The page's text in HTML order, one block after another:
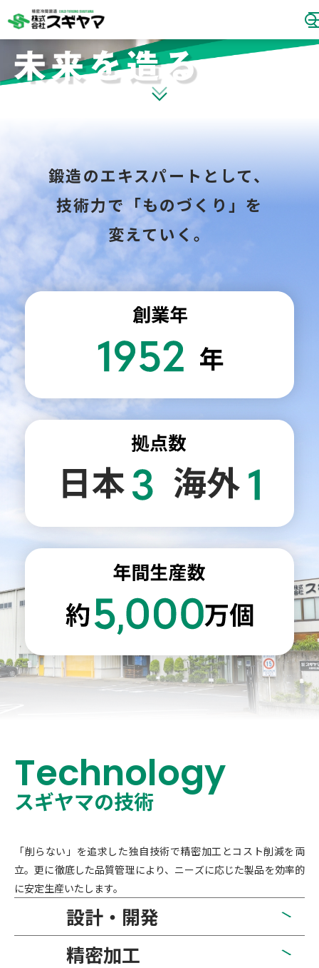
スギヤマの技術
製品紹介
会社案内
採用情報
鍛造のエキスパートとして、
技術力で「ものづくり」を
変えていく。
Technology
スギヤマの技術
「削らない」を追求した独自技術で精密加工とコスト削減を両
立。更に徹底した品質管理により、ニーズに応じた製品を効率的
に安定生産いたします。
設計・開発
精密加工